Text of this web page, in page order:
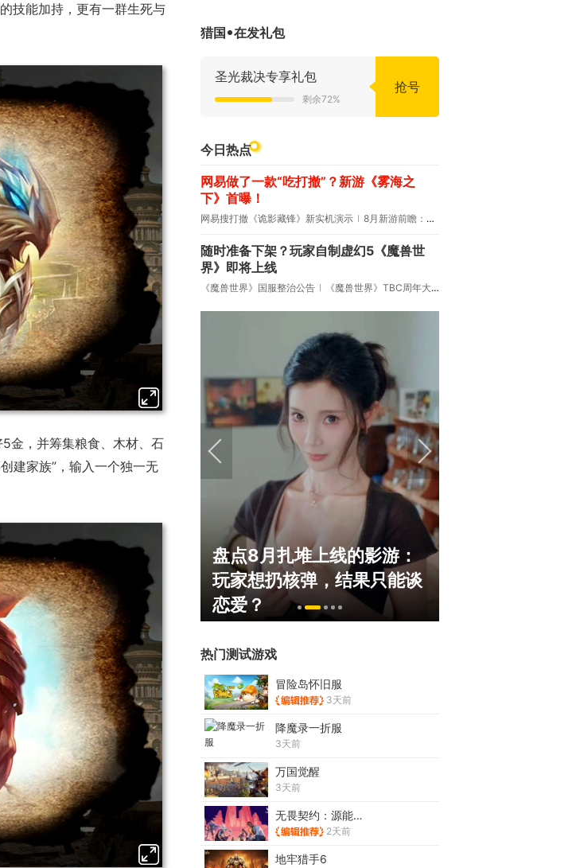
技能加持，更有一群生死与
金，并筹集粮食、木材、石
建家族”，输入一个独一无
猎国 在发礼包
圣光裁决专享礼包
剩余72%
抢号
今日热点
网易做了一款“吃打撤”？新游《雾海之
下》首曝！
网易搜打撤《诡影藏锋》新实机演示 8月新游前瞻：《诡秘之主》领衔
随时准备下架？玩家自制虚幻5《魔兽世
界》即将上线
《魔兽世界》国服整治公告 《魔兽世界》TBC周年大更：双经典团本回归！
吓一跳：雷死人不偿命
图集（1169）
盘点8月扎堆上线的影游：
玩家想扔核弹，结果只能谈
恋爱？
热门测试游戏
冒险岛怀旧服
3天前
降魔录一折服
3天前
万国觉醒
3天前
无畏契约：源能行动
2天前
地牢猎手6